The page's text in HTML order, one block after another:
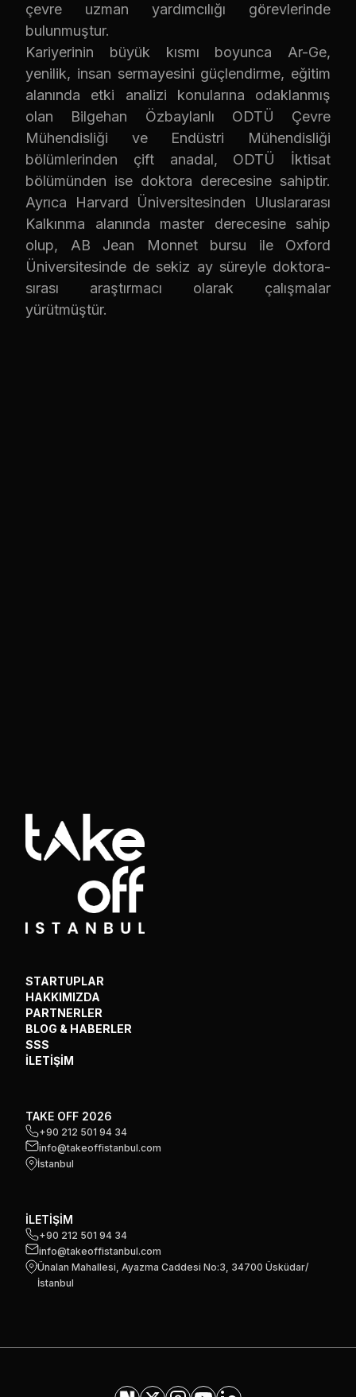
çevre uzman yardımcılığı görevlerinde
bulunmuştur.
Kariyerinin büyük kısmı boyunca Ar-Ge,
yenilik, insan sermayesini güçlendirme, eğitim
alanında etki analizi konularına odaklanmış
olan Bilgehan Özbaylanlı ODTÜ Çevre
Mühendisliği ve Endüstri Mühendisliği
bölümlerinden çift anadal, ODTÜ İktisat
bölümünden ise doktora derecesine sahiptir.
Ayrıca Harvard Üniversitesinden Uluslararası
Kalkınma alanında master derecesine sahip
olup, AB Jean Monnet bursu ile Oxford
Üniversitesinde de sekiz ay süreyle doktora-
sırası araştırmacı olarak çalışmalar
yürütmüştür.
STARTUPLAR
HAKKIMIZDA
PARTNERLER
BLOG & HABERLER
SSS
İLETİŞİM
TAKE OFF 2026
+90 212 501 94 34
info@takeoffistanbul.com
İstanbul
İLETİŞİM
+90 212 501 94 34
info@takeoffistanbul.com
Ünalan Mahallesi, Ayazma Caddesi No:3, 34700 Üsküdar/
İstanbul